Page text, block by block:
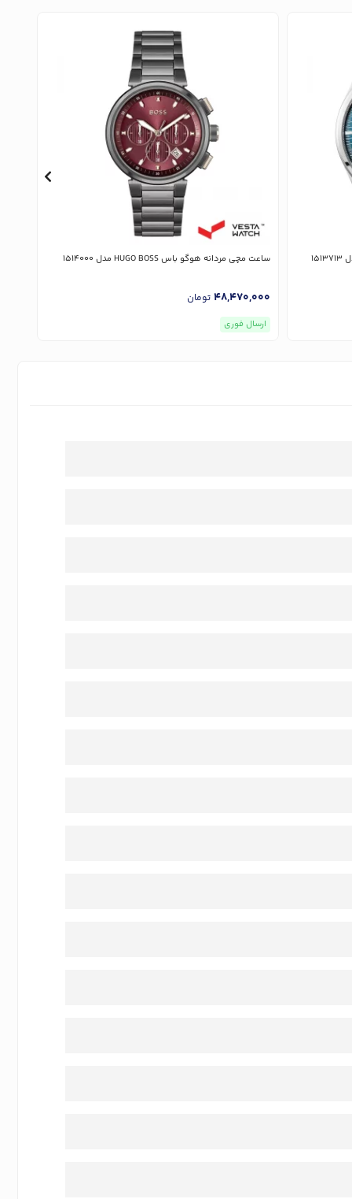
ساعت مچی مردانه هوگو باس HUGO BOSS مدل 1514000
48,470,000 تومان
ارسال فوری